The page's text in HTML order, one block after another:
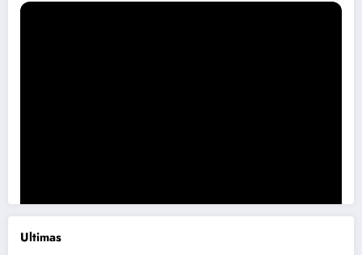
Ultimas